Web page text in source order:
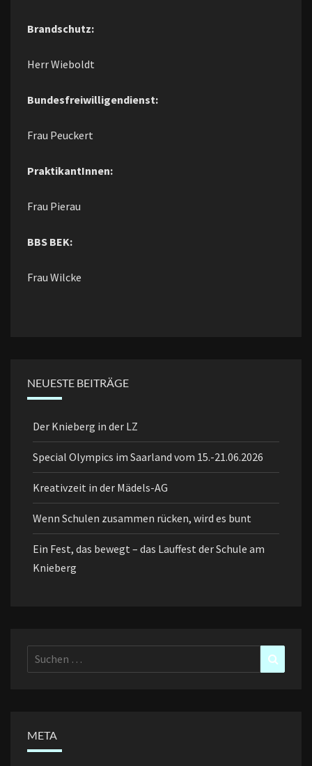
Brandschutz:
Herr Wieboldt
Bundesfreiwilligendienst:
Frau Peuckert
PraktikantInnen:
Frau Pierau
BBS BEK:
Frau Wilcke
NEUESTE BEITRÄGE
Der Knieberg in der LZ
Special Olympics im Saarland vom 15.-21.06.2026
Kreativzeit in der Mädels-AG
Wenn Schulen zusammen rücken, wird es bunt
Ein Fest, das bewegt – das Lauffest der Schule am
Knieberg
Suchen
nach:
META